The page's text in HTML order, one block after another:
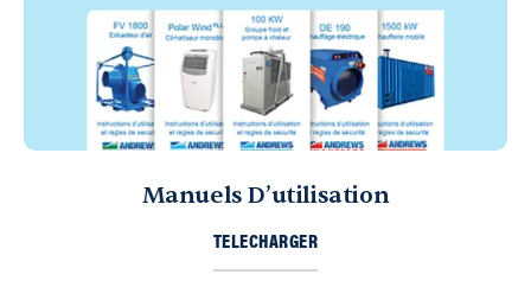
Manuels D’utilisation
TELECHARGER